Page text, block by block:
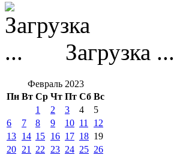
Загрузка ...
Февраль 2023
Пн Вт Ср Чт Пт Сб Вс
1 2 3 4
5
6
7 8 9 10 11
12
13 14 15 16 17 18 19
20 21 22 23 24 25 26